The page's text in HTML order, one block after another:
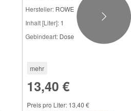
Hersteller: ROWE
Inhalt [Liter]: 1
Gebindeart: Dose
mehr
13,40 €
Preis pro Liter: 13,40 €
Next